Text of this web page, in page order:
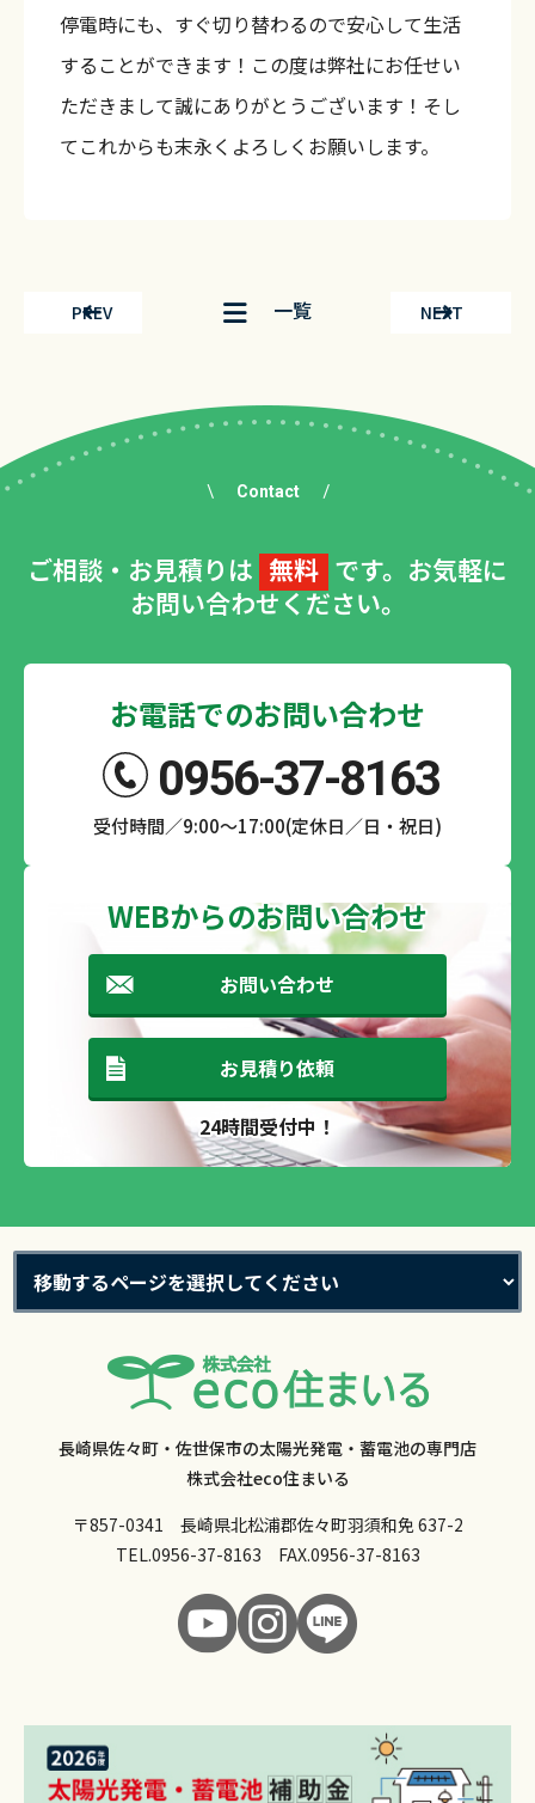
停電時にも、すぐ切り替わるので安心して生活
することができます！この度は弊社にお任せい
ただきまして誠にありがとうございます！そし
てこれからも末永くよろしくお願いします。
PREV 一覧 NEXT
Contact
ご相談・お見積りは 無料 です。お気軽に
お問い合わせください。
お電話でのお問い合わせ
0956-37-8163
受付時間／9:00～17:00(定休日／日・祝日)
WEBからのお問い合わせ
お問い合わせ
お見積り依頼
24時間受付中！
長崎県佐々町・佐世保市の太陽光発電・蓄電池の専門店
株式会社eco住まいる
〒857-0341 長崎県北松浦郡佐々町羽須和免 637-2
TEL.0956-37-8163 FAX.0956-37-8163